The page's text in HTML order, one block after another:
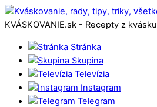
KVÁSKOVANIE.sk - Recepty z kvásku
Stránka
Skupina
Televízia
Instagram
Telegram